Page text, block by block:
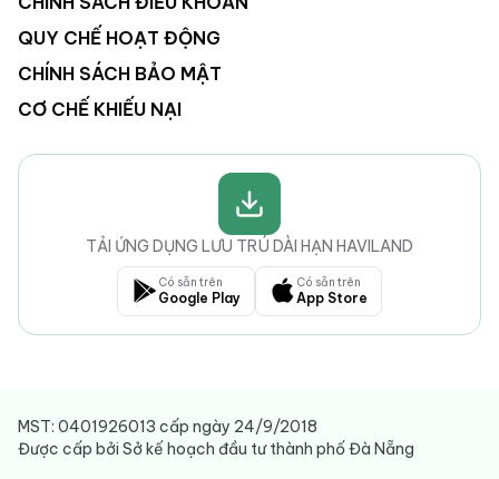
QUY CHẾ HOẠT ĐỘNG
CHÍNH SÁCH BẢO MẬT
CƠ CHẾ KHIẾU NẠI
TẢI ỨNG DỤNG LƯU TRÚ DÀI HẠN HAVILAND
Có sẵn trên
Google Play
Có sẵn trên
App Store
MST: 0401926013 cấp ngày 24/9/2018
Được cấp bởi Sở kế hoạch đầu tư thành phố Đà Nẵng